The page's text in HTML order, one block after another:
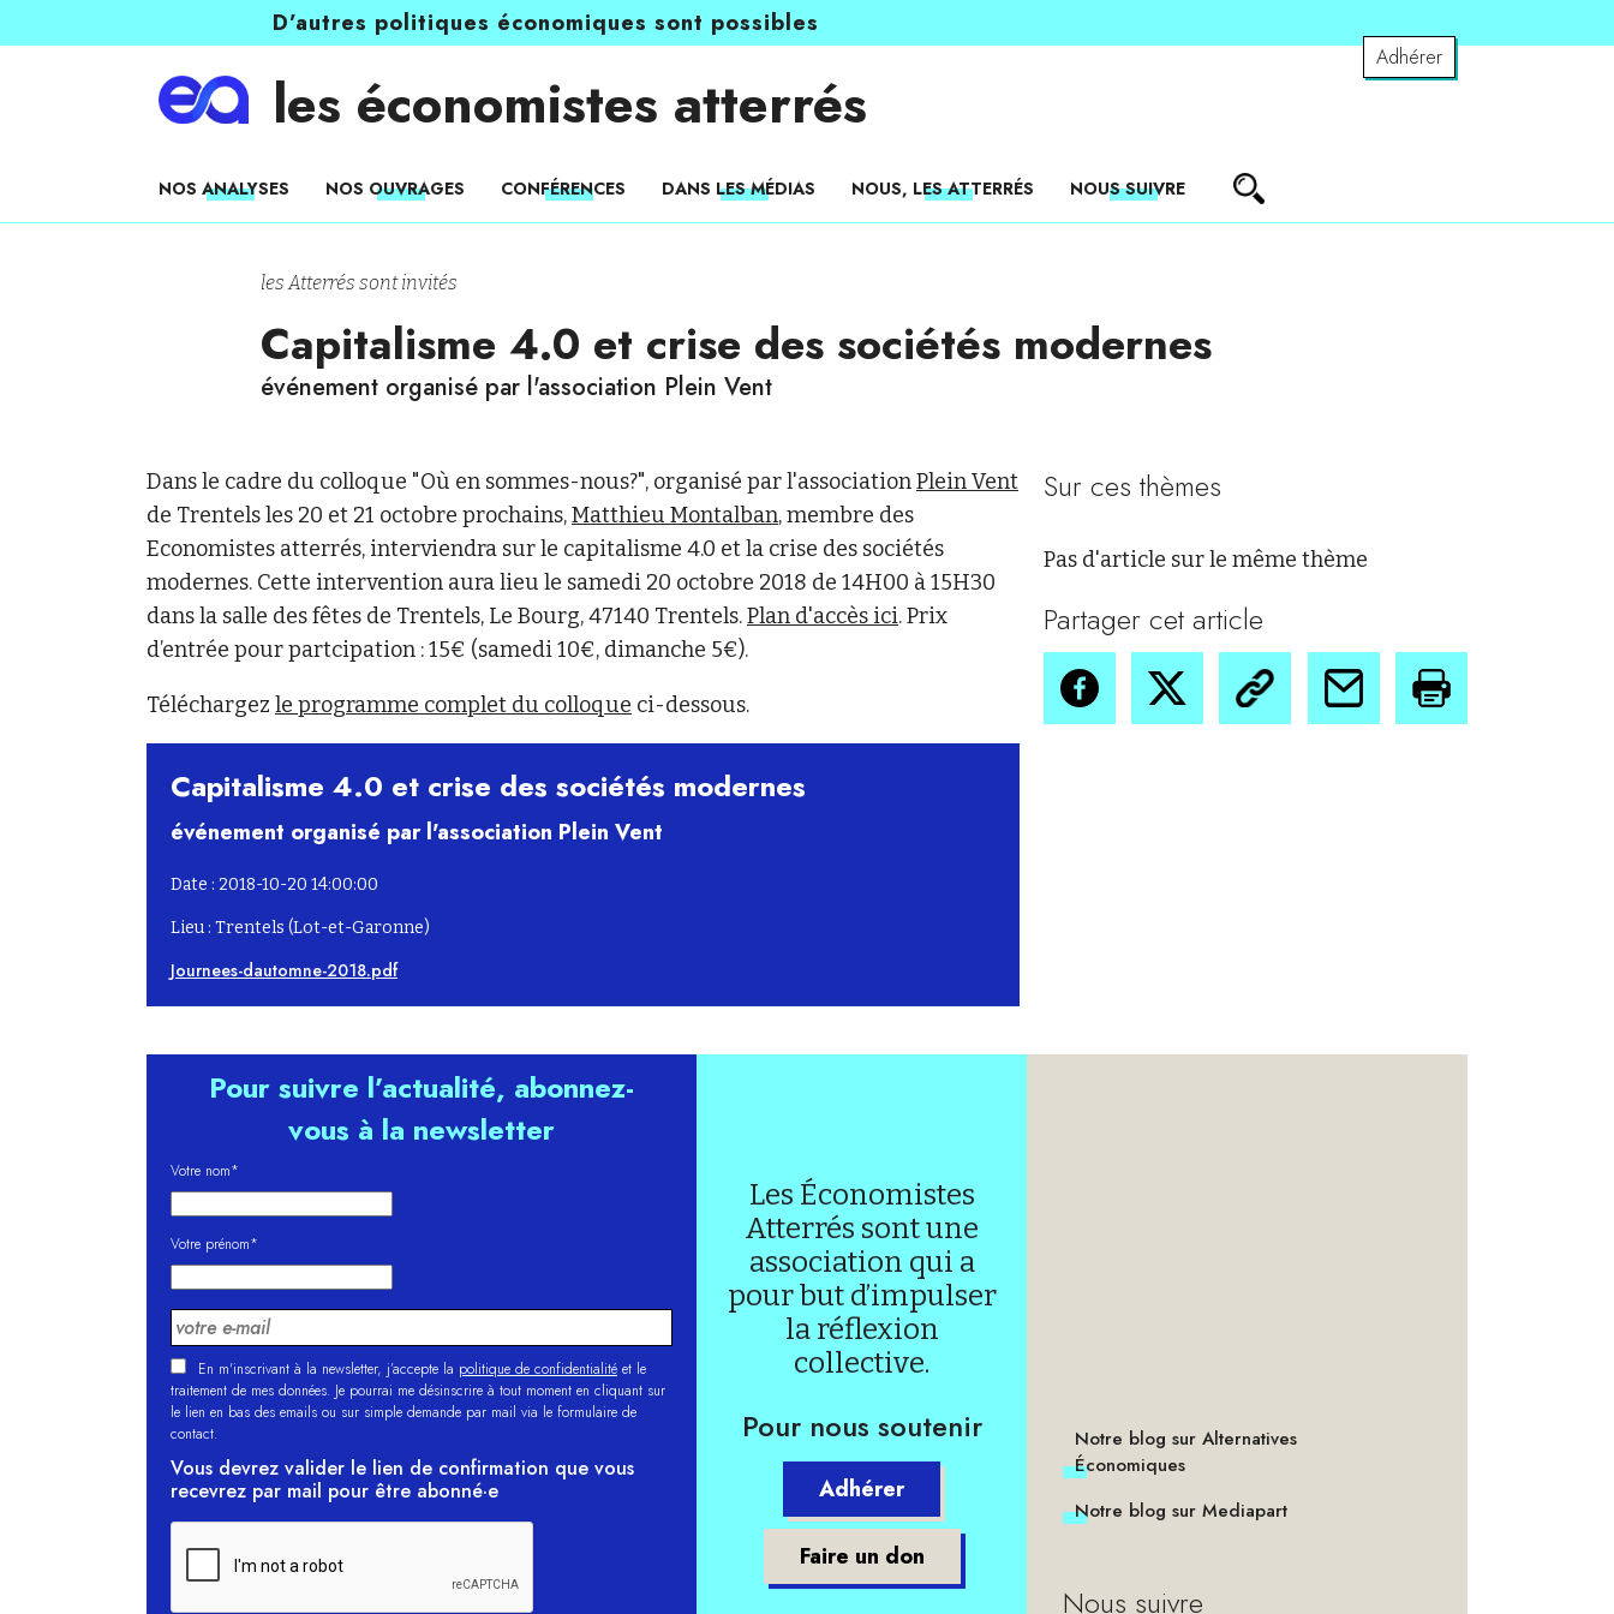
D’autres politiques économiques sont possibles
Adhérer
les économistes atterrés
NOS ANALYSES NOS OUVRAGES CONFÉRENCES DANS LES MÉDIAS NOUS, LES ATTERRÉS NOUS SUIVRE
les Atterrés sont invités
Capitalisme 4.0 et crise des sociétés modernes
événement organisé par l'association Plein Vent
Dans le cadre du colloque "Où en sommes-nous?", organisé par l'associationPlein Vent
de Trentels les 20 et 21 octobre prochains,Matthieu Montalban, membre des
Economistes atterrés, interviendra sur le capitalisme 4.0 et la crise des sociétés
modernes. Cette intervention aura lieu le samedi 20 octobre 2018 de 14H00 à 15H30
dans la salle des fêtes de Trentels, Le Bourg, 47140 Trentels.Plan d'accès ici. Prix
d’entrée pour partcipation : 15€ (samedi 10€, dimanche 5€).
Téléchargez le programme complet du colloque ci-dessous.
Capitalisme 4.0 et crise des sociétés modernes
événement organisé par l'association Plein Vent
Date : 2018-10-20 14:00:00
Lieu : Trentels (Lot-et-Garonne)
Journees-dautomne-2018.pdf
Sur ces thèmes
Pas d'article sur le même thème
Partager cet article
Pour suivre l’actualité, abonnez-
vous à la newsletter
Votre nom*
Votre prénom*
En m'inscrivant à la newsletter, j’accepte la politique de confidentialité et le
traitement de mes données. Je pourrai me désinscrire à tout moment en cliquant sur
le lien en bas des emails ou sur simple demande par mail via le formulaire de
contact.
Vous devrez valider le lien de confirmation que vous
recevrez par mail pour être abonné·e
Les Économistes
Atterrés sont une
association qui a
pour but d’impulser
la réflexion
collective.
Pour nous soutenir
Adhérer
Faire un don
Notre blog sur Alternatives
Économiques
Notre blog sur Mediapart
Nous suivre